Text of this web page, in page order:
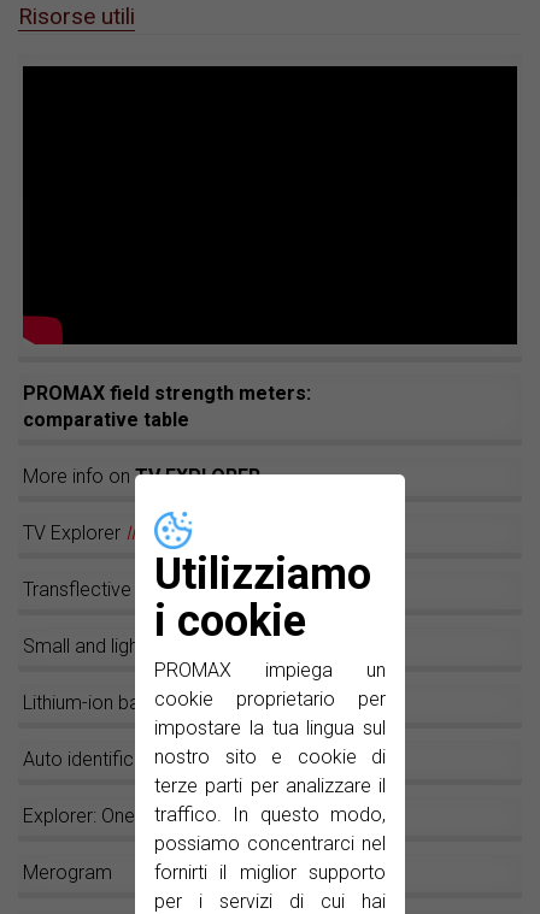
Utilizziamo
i cookie
PROMAX impiega un
cookie proprietario per
impostare la tua lingua sul
nostro sito e cookie di
terze parti per analizzare il
traffico. In questo modo,
possiamo concentrarci nel
fornirti il miglior supporto
per i servizi di cui hai
Risorse utili
PROMAX field strength meters:
comparative table
More info on TV EXPLORER
TV Explorer II II+
Transflective LCD
Small and light
Lithium-ion batteries
Auto identification: The magic key!
Explorer: One key and go!
Merogram